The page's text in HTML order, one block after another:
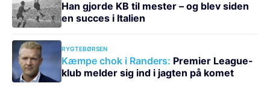
Han gjorde KB til mester – og blev siden
en succes i Italien
RYGTEBØRSEN
Kæmpe chok i Randers: Premier League-
klub melder sig ind i jagten på komet